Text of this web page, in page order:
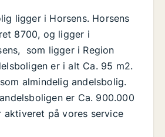
ligger i Horsens. Horsens
8700, og ligger i
som ligger i Region
er i alt Ca. 95 m2.
almindelig andelsbolig.
er Ca. 900.000
aktiveret på vores service